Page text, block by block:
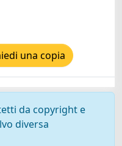
una copia
da copyright e
diversa